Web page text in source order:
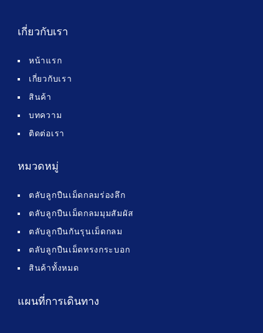
เกี่ยวกับเรา
หน้าแรก
เกี่ยวกับเรา
สินค้า
บทความ
ติดต่อเรา
หมวดหมู่
ตลับลูกปืนเม็ดกลมร่องลึก
ตลับลูกปืนเม็ดกลมมุมสัมผัส
ตลับลูกปืนกันรุนเม็ดกลม
ตลับลูกปืนเม็ดทรงกระบอก
สินค้าทั้งหมด
แผนที่การเดินทาง